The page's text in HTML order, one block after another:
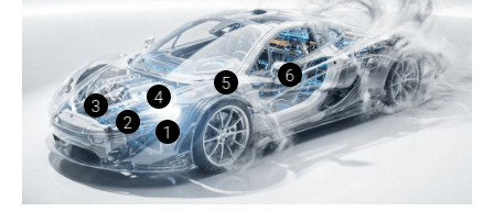
1
2
3 4
5 6